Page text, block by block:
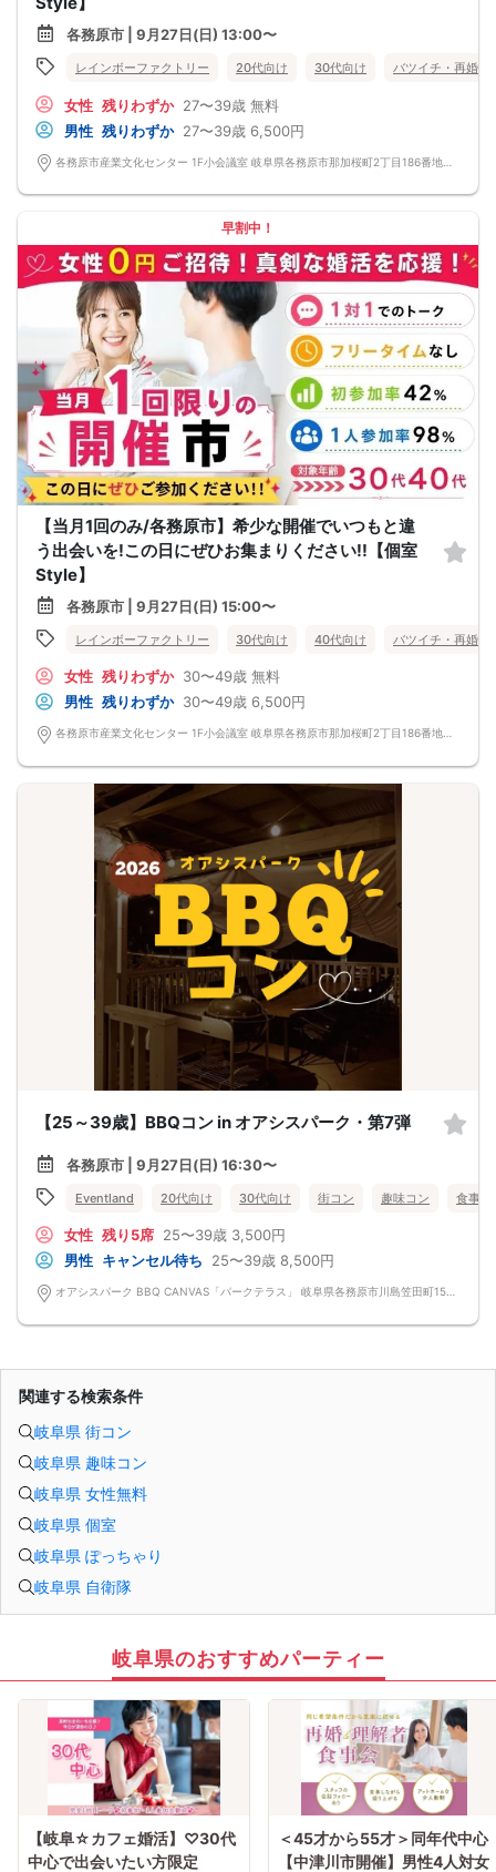
各務原市 | 9月27日(日) 13:00〜
レインボーファクトリー 20代向け 30代向け バツイチ・再婚
女性 残りわずか 27〜39歳 無料
男性 残りわずか 27〜39歳 6,500円
早割中！
【当月1回のみ/各務原市】希少な開催でいつもと違
う出会いを!この日にぜひお集まりください!!【個室
Style】
各務原市 | 9月27日(日) 15:00〜
レインボーファクトリー 30代向け 40代向け バツイチ・再婚
女性 残りわずか 30〜49歳 無料
男性 残りわずか 30〜49歳 6,500円
【25～39歳】BBQコン in オアシスパーク・第7弾
各務原市 | 9月27日(日) 16:30〜
Eventland 20代向け 30代向け 街コン 趣味コン 食事あ
女性 残り5席 25〜39歳 3,500円
男性 キャンセル待ち 25〜39歳 8,500円
関連する検索条件
岐阜県 街コン
岐阜県 趣味コン
岐阜県 女性無料
岐阜県 個室
岐阜県 ぽっちゃり
岐阜県 自衛隊
岐阜県のおすすめパーティー
【岐阜☆カフェ婚活】♡30代
中心で出会いたい方限定
＜45才から55才＞同年代中心
【中津川市開催】男性4人対女